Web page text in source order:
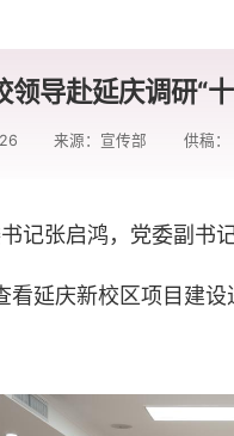
领导赴延庆调研“
来源：宣传部 供稿：
记张启鸿，党委副书
看延庆新校区项目建